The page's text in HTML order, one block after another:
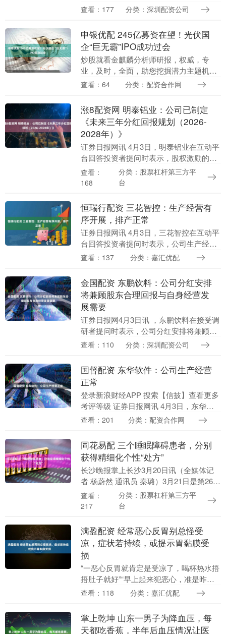
届中美投资人酒会”于当地时间5月2日在美
会....
查看：177 分类：深圳配资公司
申银优配 245亿募资在望！光伏国
企“巨无霸”IPO成功过会
炒股就看金麒麟分析师研报，权威，专
业，及时，全面，助您挖掘潜力主题机
会！ 来源：光伏研习社 【光伏研习社 · 行
霸”IP....
查看：64 分类：配资合作网
涨8配资网 明泰铝业：公司已制定
《未来三年分红回报规划（2026-
2028年）》
证券日报网讯 4月3日，明泰铝业在互动平
台回答投资者提问时表示，股权激励的目
的是激励核心员工、助力业绩持续增长。
公司始终重视对全体股东的合理回报，已
查看：
168
分类：股票杠杆第三方平
台
恒瑞行配资 三花智控：生产经营有
序开展，排产正常
证券日报网讯 4月3日，三花智控在互动平
台回答投资者提问时表示，公司生产经营
有序开展，排产正常。 （文章来源：证券
经APP....
查看：137 分类：嘉汇优配
金国配资 东鹏饮料：公司分红安排
将兼顾股东合理回报与自身经营发
展需要
证券日报网4月3日讯 ，东鹏饮料在接受调
研者提问时表示，公司分红安排将兼顾股
东合理回报与自身经营发展需要。鉴于现
求，公司需留....
查看：110 分类：深圳配资公司
国督配资 东华软件：公司生产经营
正常
登录新浪财经APP 搜索【信披】查看更多
考评等级 证券日报网讯 4月3日，东华软
件在互动平台回答投资者提问时表示，公
照监管要....
查看：201 分类：配资合作网
同花易配 三个睡眠障碍患者，分别
获得精细化个性“处方”
长沙晚报掌上长沙3月20日讯（全媒体记
者 杨蔚然 通讯员 秦璐）3月21日是第26
个“世界睡眠日”。今天，记者从长沙市中
心医院（南华大学附属长沙中心医院）举
查看：
217
分类：股票杠杆第三方平
台
满盈配资 经常恶心反胃别总怪受
凉，症状若持续，或提示胃黏膜受
损
“一恶心反胃就肯定是受凉了，喝杯热水捂
捂肚子就好”“早上起来犯恶心，准是昨晚
没盖好被子”……生活中，很多人一出现恶
凉，要么喝热....
查看：118 分类：嘉汇优配
掌上乾坤 山东一男子为降血压，每
天都吃香蕉，半年后血压情况让医